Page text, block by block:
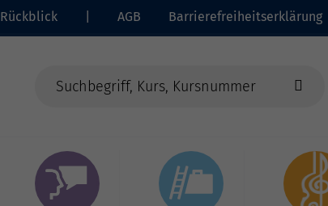
Rückblick AGB Barrierefreiheitserklärung